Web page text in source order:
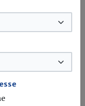
MASE
del